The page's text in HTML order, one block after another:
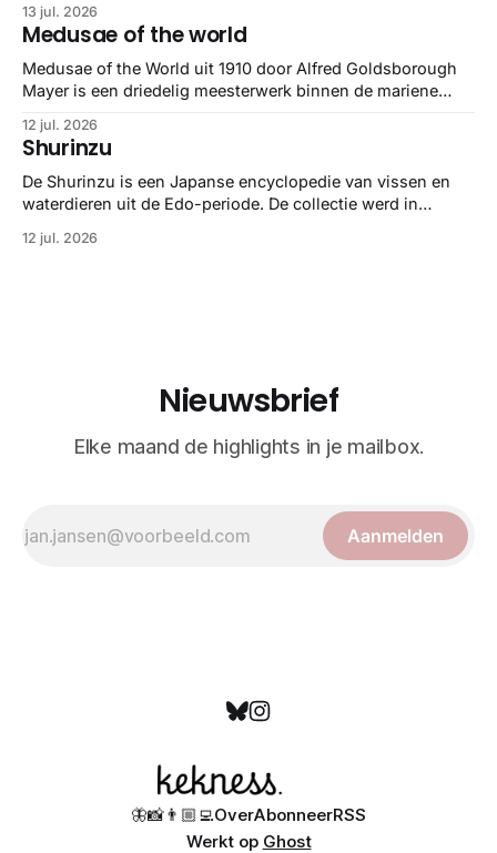
13 jul. 2026
Medusae of the world
Medusae of the World uit 1910 door Alfred Goldsborough
Mayer is een driedelig meesterwerk binnen de mariene
gedetailleerd overzicht van kwallensoorten en hun
taxonomie. Het boek staat bekend om de combinatie van
strikte wetenschap met prachtige, handgetekende
illustraties en kleurendrukplaten van Mayer zelf.
12 jul. 2026
Shurinzu
De Shurinzu is een Japanse encyclopedie van vissen en
waterdieren uit de Edo-periode. De collectie werd in
bekend om verfijnde technieken en bijna driedimensionale
12 jul. 2026
Nieuwsbrief
Elke maand de highlights in je mailbox.
Aanmelden
🦋📸👨🏼‍💻OverAbonneerRSS
Werkt op Ghost